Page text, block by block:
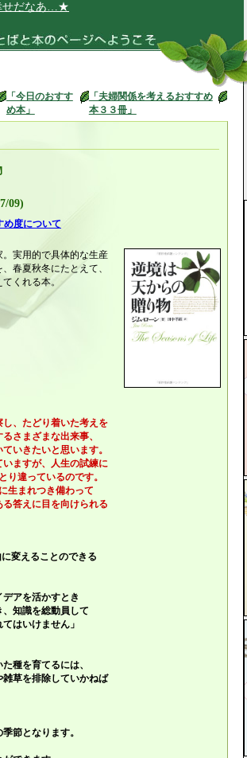
あ…★
「今日のおすす
め本」
「夫婦関係を考えるおすすめ
本３３冊」
09)
度について
実用的で具体的な生産
春夏秋冬にたとえて、
くれる本。
し、たどり着いた考えを
さまざまな出来事、
いきたいと思います。
ますが、人生の試練に
違っているのです。
生まれつき備わって
答えに目を向けられる
変えることのできる
アを活かすとき
知識を総動員して
いけません」
種を育てるには、
草を排除していかねば
節となります。